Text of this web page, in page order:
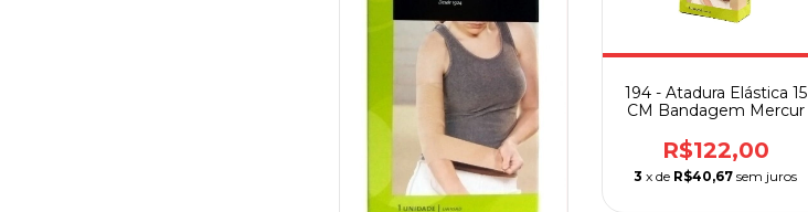
194 - Atadura Elástica 15
CM Bandagem Mercur
R$122,00
3 x de R$40,67 sem juros